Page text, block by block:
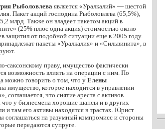
Рыболовлева является «Уралкалий» — шестой
Пакет акций господина Рыболовлева (65,5%),
млрд. Также он владеет пакетом акций в
(25% плюс одна акция) стоимостью около
защитил от подобной ситуации еще в 2005 году.
пакеты «Уралкалия» и «Сильвинита», в
саксонскому праву, имущество фактически
возможность влиять на операции с ним. По
можно говорить о том, что уЕлены
имущество, которое находится в управлении
соглашается, что снятие ареста с активов
что у бизнесмена хорошие шансы и в других
и там его активы находятся в трастах. Юрист
на разумный компромисс и стороны
передаются супруге.